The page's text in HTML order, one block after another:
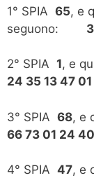
1° SPIA 65, e
seguono: 31
2° SPIA 1, e
24 35 13 47 01
3° SPIA 68, e
66 73 01 24 40
4° SPIA 47, e